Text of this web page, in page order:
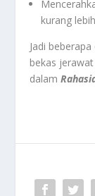
kurang
Jadi
bekas
dalam